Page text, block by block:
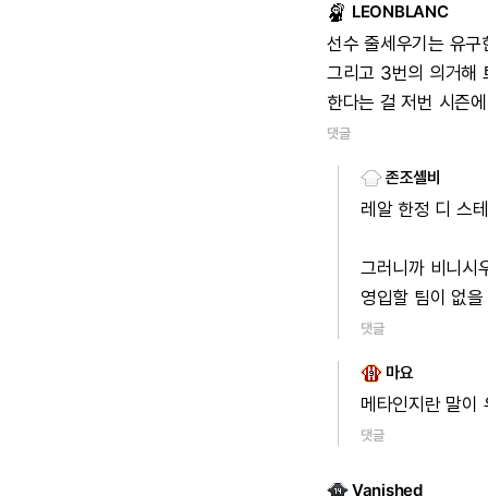
LEONBLANC
선수 줄세우기는 유구
그리고 3번의 의거해
한다는 걸 저번 시즌에
댓글
존조셸비
레알 한정 디 스
그러니까 비니시
영입할 팀이 없을
댓글
마요
메타인지란 말이
댓글
Vanished